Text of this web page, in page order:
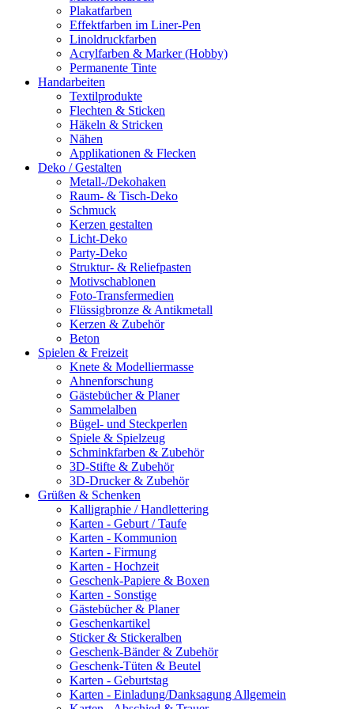
Plakatfarben
Effektfarben im Liner-Pen
Linoldruckfarben
Acrylfarben & Marker (Hobby)
Permanente Tinte
Handarbeiten
Textilprodukte
Flechten & Sticken
Häkeln & Stricken
Nähen
Applikationen & Flecken
Deko / Gestalten
Metall-/Dekohaken
Raum- & Tisch-Deko
Schmuck
Kerzen gestalten
Licht-Deko
Party-Deko
Struktur- & Reliefpasten
Motivschablonen
Foto-Transfermedien
Flüssigbronze & Antikmetall
Kerzen & Zubehör
Beton
Spielen & Freizeit
Knete & Modelliermasse
Ahnenforschung
Gästebücher & Planer
Sammelalben
Bügel- und Steckperlen
Spiele & Spielzeug
Schminkfarben & Zubehör
3D-Stifte & Zubehör
3D-Drucker & Zubehör
Grüßen & Schenken
Kalligraphie / Handlettering
Karten - Geburt / Taufe
Karten - Kommunion
Karten - Firmung
Karten - Hochzeit
Geschenk-Papiere & Boxen
Karten - Sonstige
Gästebücher & Planer
Geschenkartikel
Sticker & Stickeralben
Geschenk-Bänder & Zubehör
Geschenk-Tüten & Beutel
Karten - Geburtstag
Karten - Einladung/Danksagung Allgemein